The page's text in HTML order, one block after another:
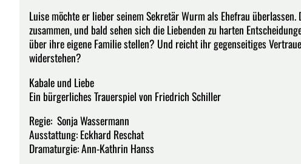
Luise möchte er lieber seinem Sekretär Wurm als Ehefrau
zusammen, und bald sehen sich die Liebenden zu harten
über ihre eigene Familie stellen? Und reicht ihr gegenseitiges
widerstehen?
Kabale und Liebe
Ein bürgerliches Trauerspiel von Friedrich Schiller
Regie: Sonja Wassermann
Ausstattung: Eckhard Reschat
Dramaturgie: Ann-Kathrin Hanss